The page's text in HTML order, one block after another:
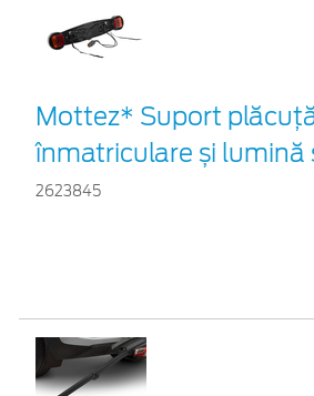
Mottez* Suport
înmatriculare și lumină
2623845